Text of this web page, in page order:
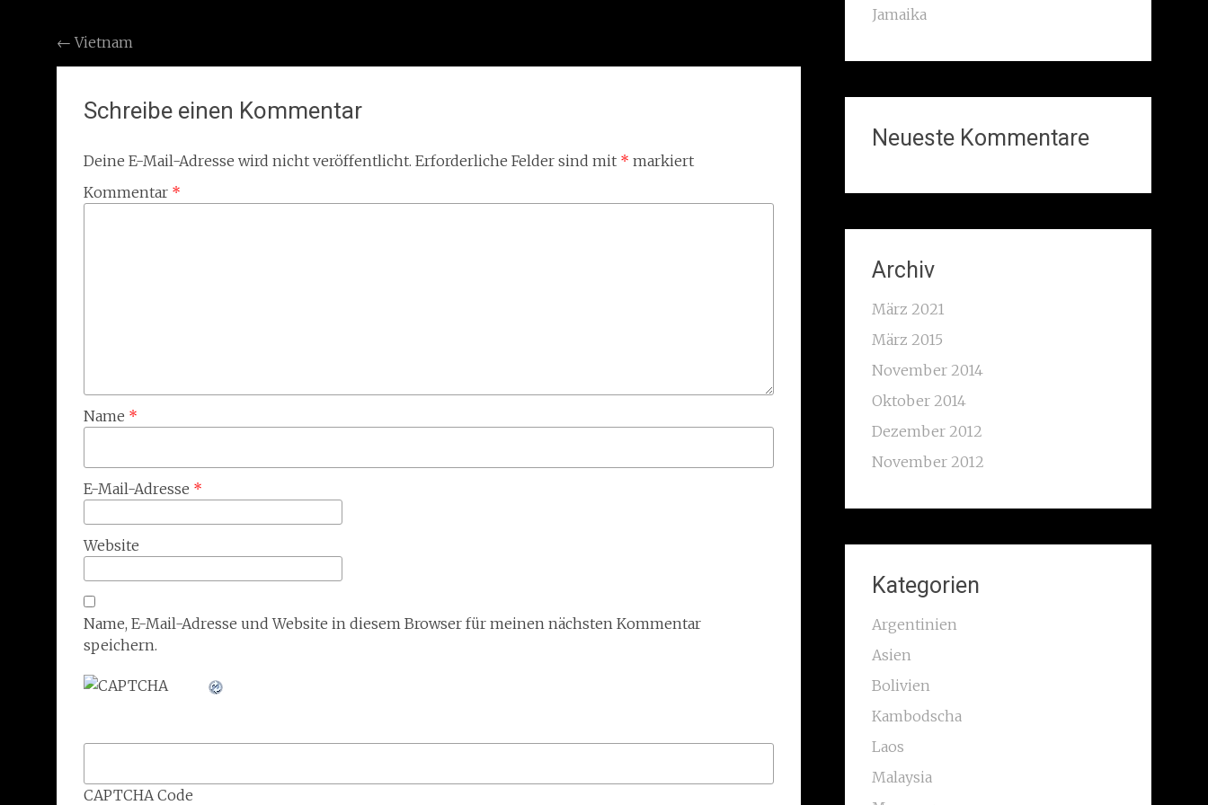
Post
navigation
← Vietnam
Schreibe einen Kommentar
Deine E-Mail-Adresse wird nicht veröffentlicht. Erforderliche Felder sind mit * markiert
Kommentar *
Name *
E-Mail-Adresse *
Website
Name, E-Mail-Adresse und Website in diesem Browser für meinen nächsten Kommentar
speichern.
CAPTCHA Code
Jamaika
Neueste Kommentare
Archiv
März 2021
März 2015
November 2014
Oktober 2014
Dezember 2012
November 2012
Kategorien
Argentinien
Asien
Bolivien
Kambodscha
Laos
Malaysia